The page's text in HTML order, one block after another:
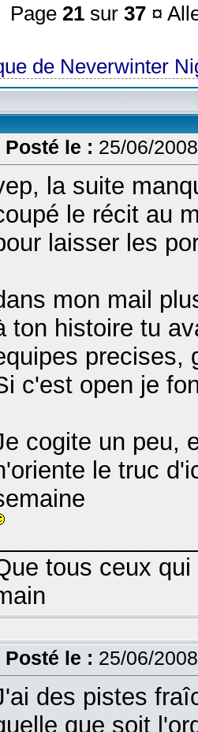
Page21 sur37 ¤
de Neverwinter
Posté le : 25/06/
la suite
le récit au
laisser les
mon mail
ton histoire tu
precises,
c'est open je
cogite un peu,
le truc
tous ceux
Posté le : 25/06/
des pistes
que soit